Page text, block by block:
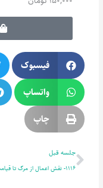
فیسبوک
واتساپ
چاپ
قبلی
جلسه قبل